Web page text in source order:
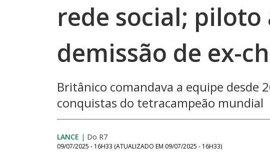
rede social; piloto
demissão de ex-
Britânico comandava a equipe desde
conquistas do tetracampeão mundial
LANCE | Do R7
09/07/2025 - 16H33 (ATUALIZADO EM 09/07/2025 - 16H33)